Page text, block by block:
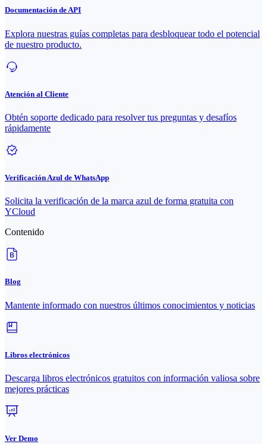
Documentación de API
Explora nuestras guías completas para desbloquear todo el potencial
de nuestro producto.
Atención al Cliente
Obtén soporte dedicado para resolver tus preguntas y desafíos
rápidamente
Verificación Azul de WhatsApp
Solicita la verificación de la marca azul de forma gratuita con
YCloud
Contenido
Blog
Mantente informado con nuestros últimos conocimientos y noticias
Libros electrónicos
Descarga libros electrónicos gratuitos con información valiosa sobre
mejores prácticas
Ver Demo